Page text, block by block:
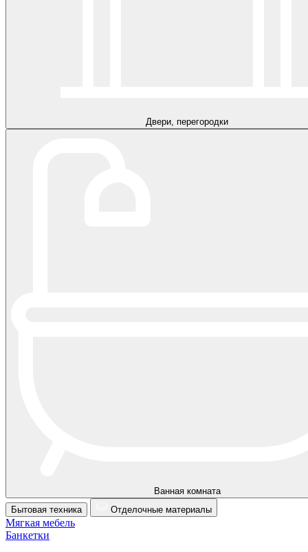
Двери, перегородки
Ванная комната
Бытовая техника
Отделочные материалы
Мягкая мебель
Банкетки